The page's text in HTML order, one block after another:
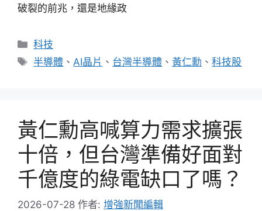
破裂的前兆，還是地緣政
分
類
科技
標
半導體 、 AI晶片 、 台灣半導體 、黃仁勳 、科技股
黃仁勳高喊算力需求擴張
十倍，但台灣準備好面對
千億度的綠電缺口了嗎？
2026-07-28 作者: 增強新聞編輯